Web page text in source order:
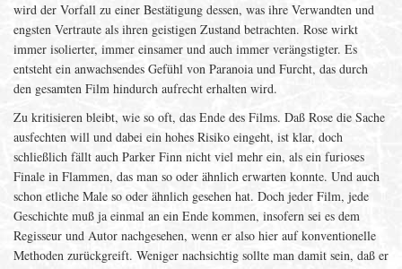
wird der Vorfall zu einer Bestätigung dessen, was ihre Verwandten und
engsten Vertraute als ihren geistigen Zustand betrachten. Rose wirkt
immer isolierter, immer einsamer und auch immer verängstigter. Es
entsteht ein anwachsendes Gefühl von Paranoia und Furcht, das durch
den gesamten Film hindurch aufrecht erhalten wird.
Zu kritisieren bleibt, wie so oft, das Ende des Films. Daß Rose die Sache
ausfechten will und dabei ein hohes Risiko eingeht, ist klar, doch
schließlich fällt auch Parker Finn nicht viel mehr ein, als ein furioses
Finale in Flammen, das man so oder ähnlich erwarten konnte. Und auch
schon etliche Male so oder ähnlich gesehen hat. Doch jeder Film, jede
Geschichte muß ja einmal an ein Ende kommen, insofern sei es dem
Regisseur und Autor nachgesehen, wenn er also hier auf konventionelle
Methoden zurückgreift. Weniger nachsichtig sollte man damit sein, daß er